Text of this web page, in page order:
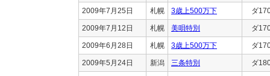
2009年7月25日 札幌 3歳上500万下 ダ
2009年7月12日 札幌 美唄特別 ダ
2009年6月28日 札幌 3歳上500万下 ダ
2009年5月24日 新潟 三条特別 ダ